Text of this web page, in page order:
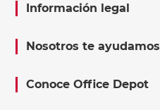
Información legal
Nosotros te ayudamos
Conoce Office Depot